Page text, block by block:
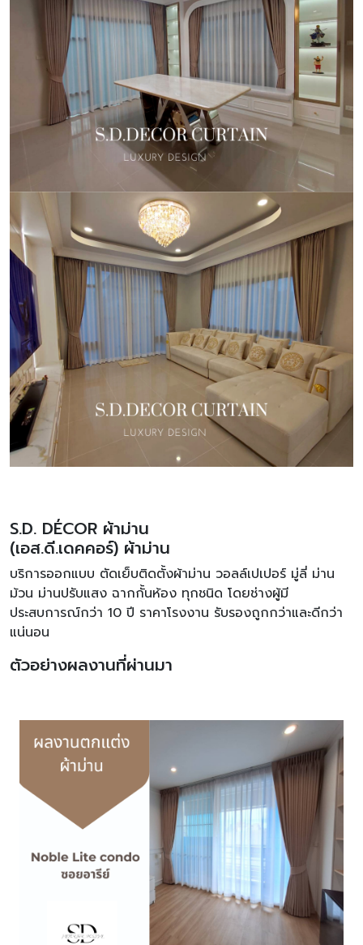
S.D. DÉCOR ผ้าม่าน
(เอส.ดี.เดคคอร์) ผ้าม่าน
บริการออกแบบ ตัดเย็บติดตั้งผ้าม่าน วอลล์เปเปอร์ มู่ลี่ ม่าน
ม้วน ม่านปรับแสง ฉากกั้นห้อง ทุกชนิด โดยช่างผู้มี
ประสบการณ์กว่า 10 ปี ราคาโรงงาน รับรองถูกกว่าและดีกว่า
แน่นอน
ตัวอย่างผลงานที่ผ่านมา